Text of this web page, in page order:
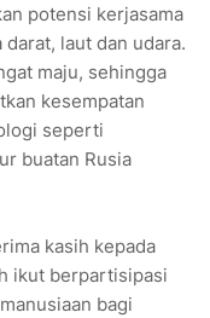
potensi kerjasama
laut dan udara.
maju, sehingga
kesempatan
seperti
buatan Rusia
kasih kepada
ikut berpartisipasi
bagi